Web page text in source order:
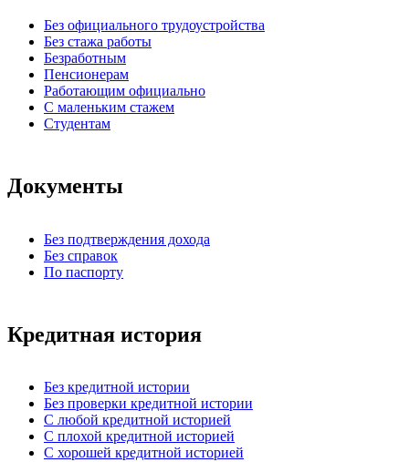
Без официального трудоустройства
Без стажа работы
Безработным
Пенсионерам
Работающим официально
С маленьким стажем
Студентам
Документы
Без подтверждения дохода
Без справок
По паспорту
Кредитная история
Без кредитной истории
Без проверки кредитной истории
С любой кредитной историей
С плохой кредитной историей
С хорошей кредитной историей